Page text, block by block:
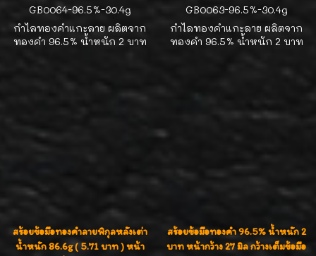
GB0064-96.5%-30.4g
กำไลทองคำแกะลาย ผลิตจาก
ทองคำ 96.5% น้ำหนัก 2 บาท
GB0063-96.5%-30.4g
กำไลทองคำแกะลาย ผลิตจาก
ทองคำ 96.5% น้ำหนัก 2 บาท
สร้อยข้อมือทองคำลายพิกุลหลังเต่า
น้ำหนัก 86.6g ( 5.71 บาท ) หน้า
สร้อยข้อมือทองคำ 96.5% น้ำหนัก 2
บาท หน้ากว้าง 27 มิล กว้างเต็มข้อมือ